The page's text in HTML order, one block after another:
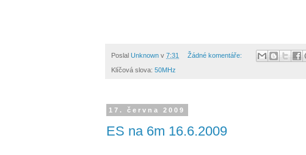
Poslal Unknown v 7:31 Žádné komentáře:
Klíčová slova: 50MHz
17. června 2009
ES na 6m 16.6.2009